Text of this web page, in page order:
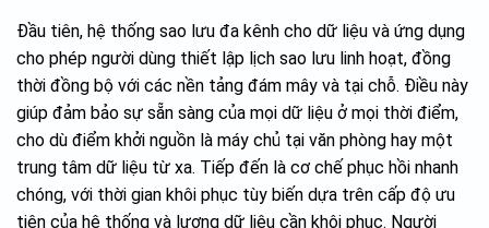
Đầu tiên, hệ thống sao lưu đa kênh cho dữ liệu và ứng dụng
cho phép người dùng thiết lập lịch sao lưu linh hoạt, đồng
thời đồng bộ với các nền tảng đám mây và tại chỗ. Điều này
giúp đảm bảo sự sẵn sàng của mọi dữ liệu ở mọi thời điểm,
cho dù điểm khởi nguồn là máy chủ tại văn phòng hay một
trung tâm dữ liệu từ xa. Tiếp đến là cơ chế phục hồi nhanh
chóng, với thời gian khôi phục tùy biến dựa trên cấp độ ưu
tiên của hệ thống và lượng dữ liệu cần khôi phục. Người